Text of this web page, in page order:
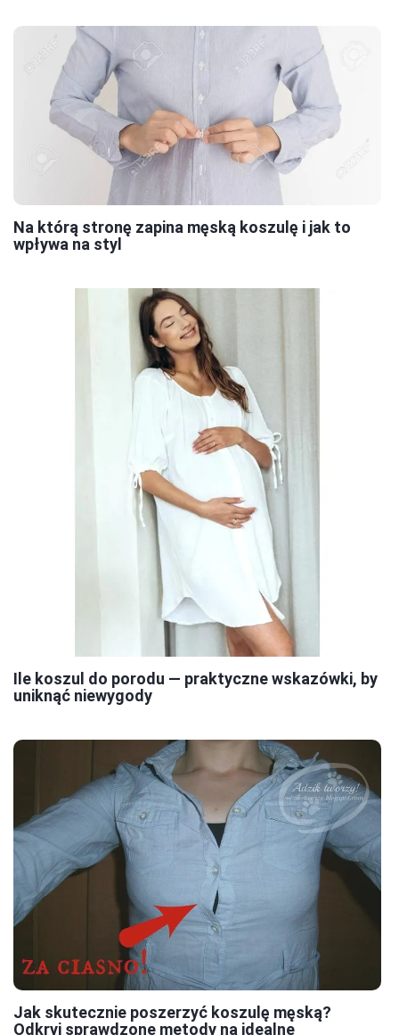
Na którą stronę zapina męską koszulę i jak to
wpływa na styl
Ile koszul do porodu — praktyczne wskazówki, by
uniknąć niewygody
Jak skutecznie poszerzyć koszulę męską?
Odkryj sprawdzone metody na idealne